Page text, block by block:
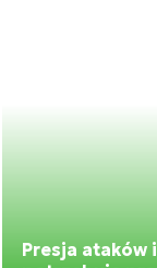
Presja ataków